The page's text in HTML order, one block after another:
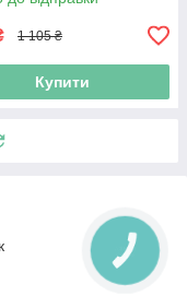
1 105 ₴
Купити